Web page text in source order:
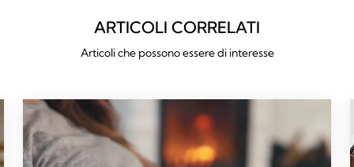
ARTICOLI CORRELATI
Articoli che possono essere di interesse